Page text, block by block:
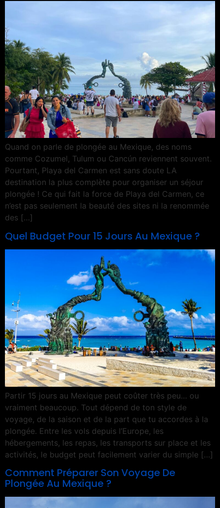
Quand on parle de plongée au Mexique, des noms
comme Cozumel, Tulum ou Cancún reviennent souvent.
Pourtant, Playa del Carmen est sans doute LA
destination la plus complète pour organiser un séjour
plongée ! Ce qui fait la force de Playa del Carmen, ce
n’est pas seulement la beauté des sites ni la renommée
des […]
Quel Budget Pour 15 Jours Au Mexique ?
Partir 15 jours au Mexique peut coûter très peu… ou
vraiment beaucoup. Tout dépend de ton style de
voyage, de la saison et de la part que tu accordes à la
plongée. Entre les vols depuis l’Europe, les
hébergements, les repas, les transports sur place et les
activités, le budget peut facilement varier du simple […]
Comment Préparer Son Voyage De
Plongée Au Mexique ?